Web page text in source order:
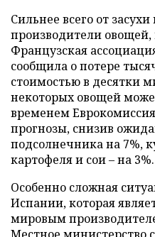
Сильнее всего от
производители овощей,
Французская
сообщила о потере
стоимостью в десятки
некоторых овощей
временем
прогнозы, снизив
подсолнечника на 7%,
картофеля и сои – на 3%.
Особенно сложная
Испании, которая
мировым